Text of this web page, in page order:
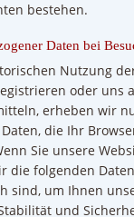
bestehen.
Daten bei
Nutzung
oder uns
erheben wir
die Ihr
Sie unsere
die folgenden
sind, um Ihnen
und